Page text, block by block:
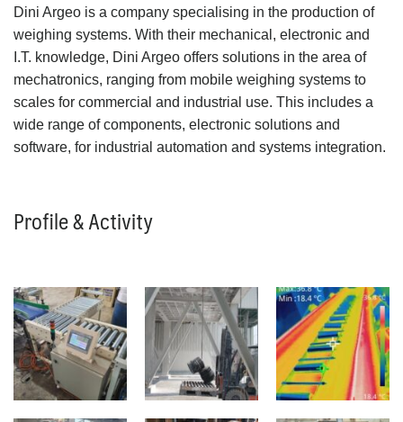
Dini Argeo is a company specialising in the production of
weighing systems. With their mechanical, electronic and
I.T. knowledge, Dini Argeo offers solutions in the area of
mechatronics, ranging from mobile weighing systems to
scales for commercial and industrial use. This includes a
wide range of components, electronic solutions and
software, for industrial automation and systems integration.
Profile & Activity